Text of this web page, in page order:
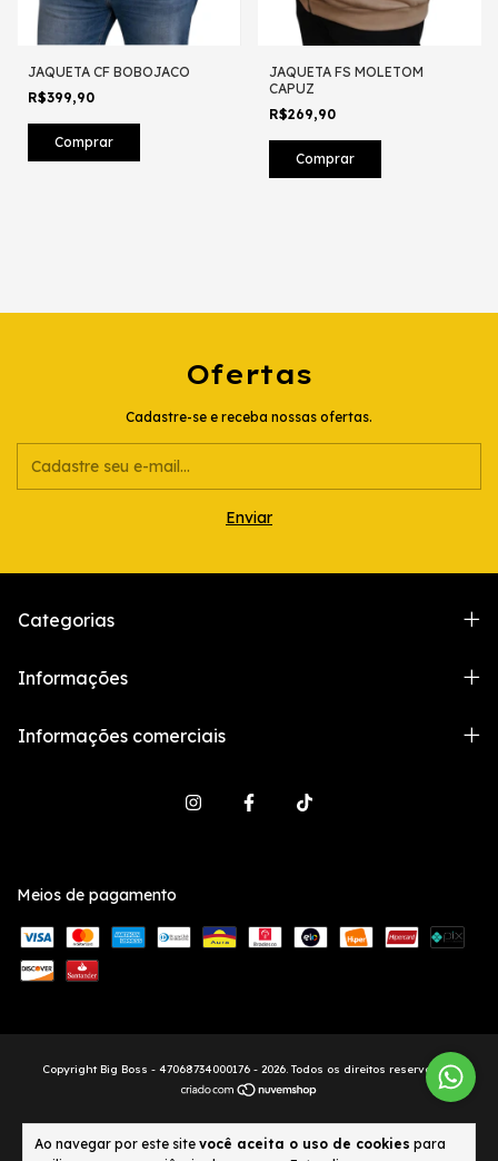
Ao navegar por este site você aceita o uso de cookies para
JAQUETA CF BOBOJACO
R$399,90
Comprar
JAQUETA FS MOLETOM
CAPUZ
R$269,90
Comprar
Ofertas
Cadastre-se e receba nossas ofertas.
Categorias
Informações
Informações comerciais
Meios de pagamento
Copyright Big Boss - 47068734000176 - 2026. Todos os direitos reservados.